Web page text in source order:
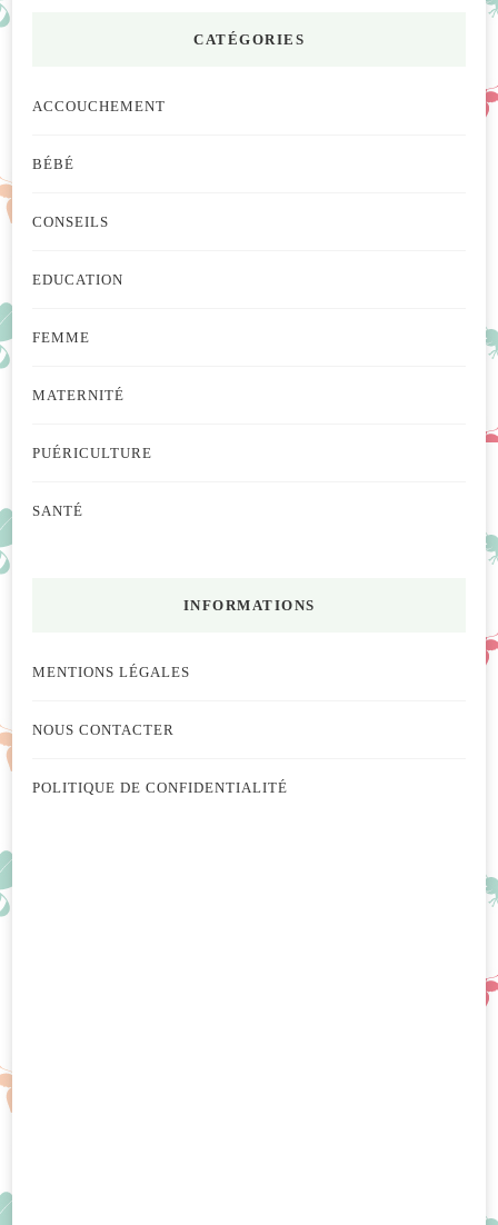
CATÉGORIES
ACCOUCHEMENT
BÉBÉ
CONSEILS
EDUCATION
FEMME
MATERNITÉ
PUÉRICULTURE
SANTÉ
INFORMATIONS
MENTIONS LÉGALES
NOUS CONTACTER
POLITIQUE DE CONFIDENTIALITÉ